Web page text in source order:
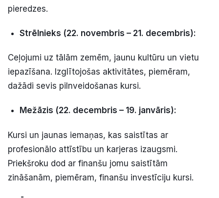
pieredzes.
Strēlnieks (22. novembris – 21. decembris):
Ceļojumi uz tālām zemēm, jaunu kultūru un vietu
iepazīšana. Izglītojošas aktivitātes, piemēram,
dažādi sevis pilnveidošanas kursi.
Mežāzis (22. decembris – 19. janvāris):
Kursi un jaunas iemaņas, kas saistītas ar
profesionālo attīstību un karjeras izaugsmi.
Priekšroku dod ar finanšu jomu saistītām
zināšanām, piemēram, finanšu investīciju kursi.